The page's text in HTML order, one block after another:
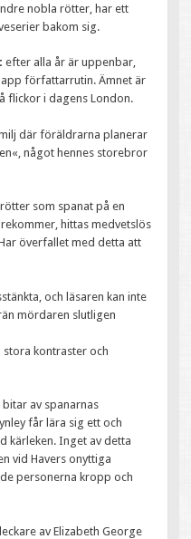
nobla rötter, har ett
bakom sig.
efter alla år är uppenbar,
författarrutin. Ämnet är
flickor i dagens London.
där föräldrarna planerar
något hennes storebror
som spanat på en
hittas medvetslös
överfallet med detta att
och läsaren kan inte
mördaren slutligen
stora kontraster och
av spanarnas
får lära sig ett och
kärleken. Inget av detta
vid Havers onyttiga
personerna kropp och
av Elizabeth George